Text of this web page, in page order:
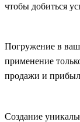
чтобы добиться
Погружение в
применение
продажи и
Создание